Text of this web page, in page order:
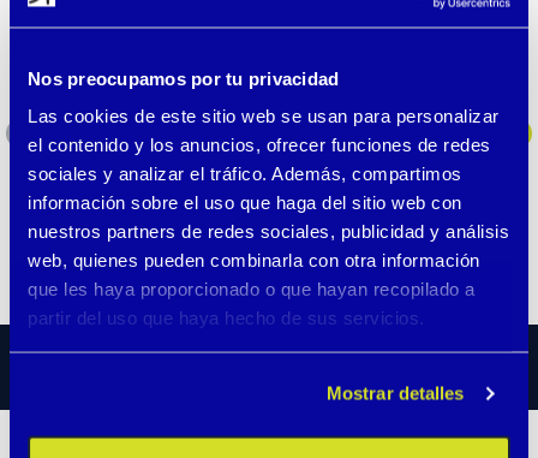
Nos preocupamos por tu privacidad
Las cookies de este sitio web se usan para personalizar
el contenido y los anuncios, ofrecer funciones de redes
sociales y analizar el tráfico. Además, compartimos
información sobre el uso que haga del sitio web con
nuestros partners de redes sociales, publicidad y análisis
web, quienes pueden combinarla con otra información
que les haya proporcionado o que hayan recopilado a
partir del uso que haya hecho de sus servicios.
Mostrar detalles
Perdimos a nuestro hijo de dos
Casi todos en nuestra familia los usan.
Recientemente, nuestro hijo de dos años se
perdió en la estación y casi se va en algún
tren quién sabe dónde. Afortunadamente, le
…
Seguir leyendo